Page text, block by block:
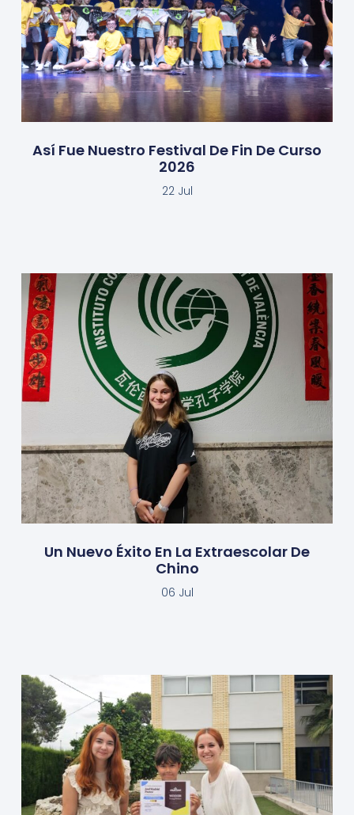
Así Fue Nuestro Festival De Fin De Curso
2026
22 Jul
Un Nuevo Éxito En La Extraescolar De
Chino
06 Jul